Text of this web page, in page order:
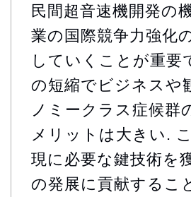
民間超音速機開発の
業の国際競争力強化
していくことが重要
の短縮でビジネスや
ノミークラス症候群
メリットは大きい.
現に必要な鍵技術を
の発展に貢献するこ